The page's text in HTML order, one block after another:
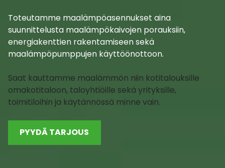
Toteutamme maalämpöasennukset aina
suunnittelusta maalämpökaivojen porauksiin,
energiakenttien rakentamiseen sekä
maalämpöpumppujen käyttöönottoon.
Saat kauttamme maalämmön niin kotitalouksille
omakotitaloon, taloyhtiöille sekä yrityksille,
toimitiloihin ja käytännössä minne vain.
PYYDÄ TARJOUS